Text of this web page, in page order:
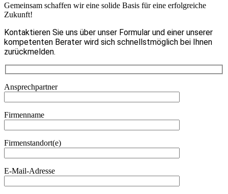
Gemeinsam schaffen wir eine solide Basis für eine erfolgreiche
Zukunft!
Kontaktieren Sie uns über unser Formular und einer unserer
kompetenten Berater wird sich schnellstmöglich bei Ihnen
zurückmelden.
Ansprechpartner
Firmenname
Firmenstandort(e)
E-Mail-Adresse